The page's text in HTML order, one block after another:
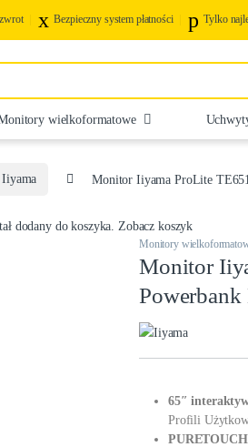
Bezpieczny system płatności Tylko
wielkoformatowe
Monitor Iiyama ProLite
dodany do koszyka. Zobacz koszyk
Monitory
Monitor
65″
Profili